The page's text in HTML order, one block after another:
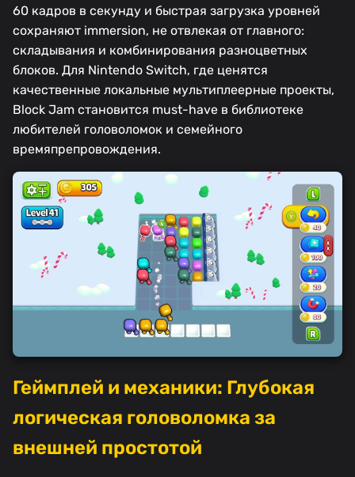
60 кадров в секунду и быстрая загрузка уровней
сохраняют immersion, не отвлекая от главного:
складывания и комбинирования разноцветных
блоков. Для Nintendo Switch, где ценятся
качественные локальные мультиплеерные проекты,
Block Jam становится must-have в библиотеке
любителей головоломок и семейного
времяпрепровождения.
Геймплей и механики: Глубокая
логическая головоломка за
внешней простотой